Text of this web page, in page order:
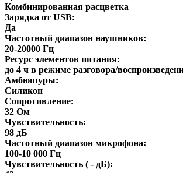
Комбинированная расцветка
Зарядка от USB:
Да
Частотный диапазон наушников:
20-20000 Гц
Ресурс элементов питания:
до 4 ч в режиме разговора/
Амбюшуры:
Силикон
Сопротивление:
32 Ом
Чувствительность:
98 дБ
Частотный диапазон микрофона:
100-10 000 Гц
Чувствительность ( - дБ):